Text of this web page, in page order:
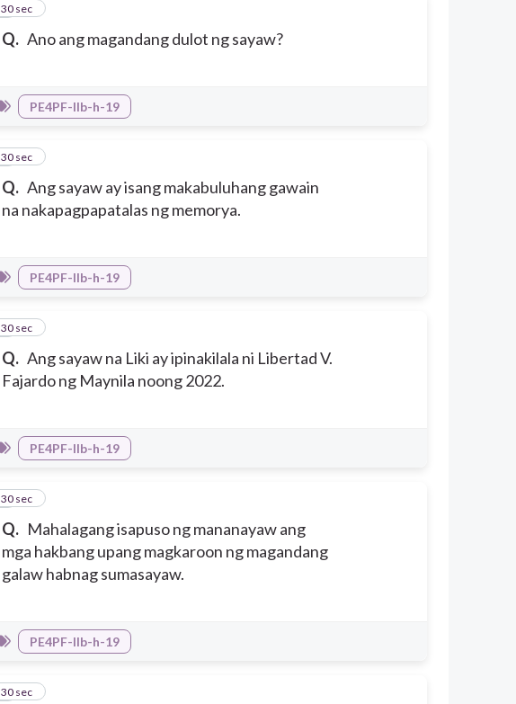
Q. Ano ang magandang dulot ng sayaw?
5
30 sec
PE4PF-IIb-h-19
Q. Ang sayaw ay isang makabuluhang gawain
na nakapagpapatalas ng memorya.
6
30 sec
PE4PF-IIb-h-19
Q. Ang sayaw na Liki ay ipinakilala ni Libertad V.
Fajardo ng Maynila noong 2022.
7
30 sec
PE4PF-IIb-h-19
Q. Mahalagang isapuso ng mananayaw ang
mga hakbang upang magkaroon ng magandang
galaw habnag sumasayaw.
8
30 sec
PE4PF-IIb-h-19
9
30 sec